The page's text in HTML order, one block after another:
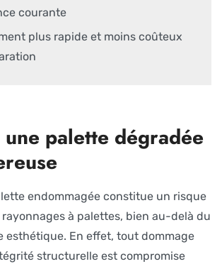
courante
plus rapide et moins coûteux
palette dégradée
endommagée constitue un risque
à palettes, bien au-delà du
esthétique. En effet, tout dommage
structurelle est compromise